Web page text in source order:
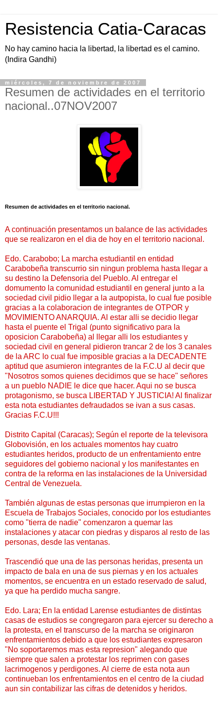
Resistencia Catia-Caracas
No hay camino hacia la libertad, la libertad es el camino.
(Indira Gandhi)
miércoles, 7 de noviembre de 2007
Resumen de actividades en el territorio
nacional..07NOV2007
Resumen de actividades en el territorio nacional.
A continuación presentamos un balance de las actividades
que se realizaron en el dia de hoy en el territorio nacional.
Edo. Carabobo; La marcha estudiantil en entidad
Carabobeña transcurrio sin ningun problema hasta llegar a
su destino la Defensoria del Pueblo. Al entregar el
domumento la comunidad estudiantil en general junto a la
sociedad civil pidio llegar a la autpopista, lo cual fue posible
gracias a la colaboracion de integrantes de OTPOR y
MOVIMIENTO ANARQUIA. Al estar alli se decidio llegar
hasta el puente el Trigal (punto significativo para la
oposicion Carabobeña) al llegar alli los estudiantes y
sociedad civil en general pidieron trancar 2 de los 3 canales
de la ARC lo cual fue imposible gracias a la DECADENTE
aptitud que asumieron integrantes de la F.C.U al decir que
"Nosotros somos quienes decidimos que se hace" señores
a un pueblo NADIE le dice que hacer. Aqui no se busca
protagonismo, se busca LIBERTAD Y JUSTICIA! Al finalizar
esta nota estudiantes defraudados se ivan a sus casas.
Gracias F.C.U!!!
Distrito Capital (Caracas); Según el reporte de la televisora
Globovisión, en los actuales momentos hay cuatro
estudiantes heridos, producto de un enfrentamiento entre
seguidores del gobierno nacional y los manifestantes en
contra de la reforma en las instalaciones de la Universidad
Central de Venezuela.
También algunas de estas personas que irrumpieron en la
Escuela de Trabajos Sociales, conocido por los estudiantes
como "tierra de nadie" comenzaron a quemar las
instalaciones y atacar con piedras y disparos al resto de las
personas, desde las ventanas.
Trascendió que una de las personas heridas, presenta un
impacto de bala en una de sus piernas y en los actuales
momentos, se encuentra en un estado reservado de salud,
ya que ha perdido mucha sangre.
Edo. Lara; En la entidad Larense estudiantes de distintas
casas de estudios se congregaron para ejercer su derecho a
la protesta, en el transcurso de la marcha se originaron
enfrentamientos debido a que los estudiantes expresaron
"No soportaremos mas esta represion" alegando que
siempre que salen a protestar los reprimen con gases
lacrimogenos y perdigones. Al cierre de esta nota aun
continueban los enfrentamientos en el centro de la ciudad
aun sin contabilizar las cifras de detenidos y heridos.